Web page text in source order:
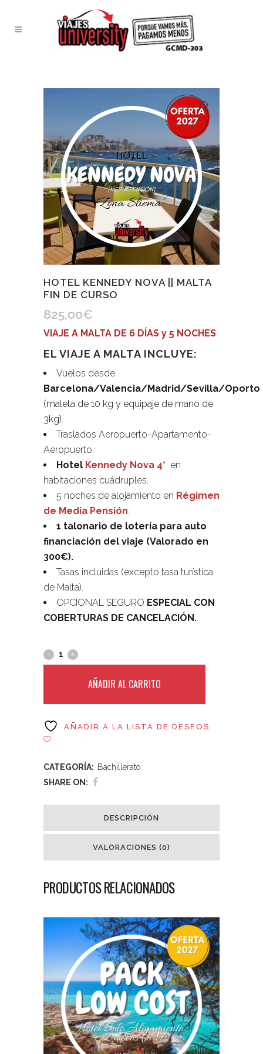
HOTEL KENNEDY NOVA || MALTA
FIN DE CURSO
825,00€
VIAJE A MALTA DE 6 DÍAS y 5 NOCHES
EL VIAJE A MALTA INCLUYE:
Vuelos desde
Barcelona/Valencia/Madrid/Sevilla/Oporto
(maleta de 10 kg y equipaje de mano de
3kg).
Traslados Aeropuerto-Apartamento-
Aeropuerto.
Hotel Kennedy Nova 4* en
habitaciones cuádruples.
5 noches de alojamiento en Régimen
de Media Pensión.
1 talonario de lotería para auto
financiación del viaje (Valorado en
300€).
Tasas incluidas (excepto tasa turística
de Malta).
OPCIONAL SEGURO ESPECIAL CON
COBERTURAS DE CANCELACIÓN.
AÑADIR AL CARRITO
AÑADIR A LA LISTA DE DESEOS
CATEGORÍA: Bachillerato
SHARE ON:
DESCRIPCIÓN
VALORACIONES (0)
PRODUCTOS RELACIONADOS